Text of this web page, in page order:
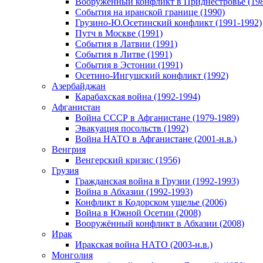
События на иранской границе (1990)
Грузино-Ю.Осетинский конфликт (1991-1992)
Путч в Москве (1991)
События в Латвии (1991)
События в Литве (1991)
События в Эстонии (1991)
Осетино-Ингушский конфликт (1992)
Азербайджан
Карабахская война (1992-1994)
Афганистан
Война СССР в Афганистане (1979-1989)
Эвакуация посольств (1992)
Война НАТО в Афганистане (2001-н.в.)
Венгрия
Венгерский кризис (1956)
Грузия
Гражданская война в Грузии (1992-1993)
Война в Абхазии (1992-1993)
Конфликт в Кодорском ущелье (2006)
Война в Южной Осетии (2008)
Вооружённый конфликт в Абхазии (2008)
Ирак
Иракская война НАТО (2003-н.в.)
Монголия